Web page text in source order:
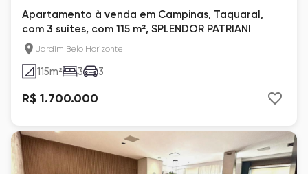
Apartamento à venda em Campinas, Taquaral,
com 3 suítes, com 115 m², SPLENDOR PATRIANI
Jardim Belo Horizonte
115m² 3 3
R$ 1.700.000